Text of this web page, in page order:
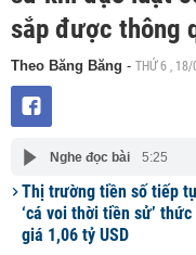
sắp được thông
Theo Băng Băng - THỨ 6 ,
Nghe đọc bài 5:25
Thị trường tiền số tiếp
‘cá voi thời tiền sử’
giá 1,06 tỷ USD